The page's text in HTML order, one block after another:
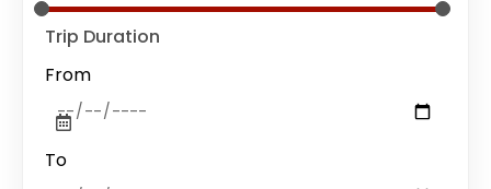
Trip Duration
From
To